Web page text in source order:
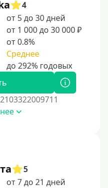
4
от 5 до 30 дней
от 1 000 до 30 000 ₽
от 0.8%
Среднее
5
от 7 до 21 дней